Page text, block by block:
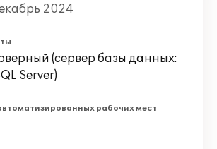
2024
(сервер базы данных:
Server)
рабочих мест